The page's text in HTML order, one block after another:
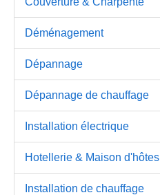
Déménagement
Dépannage
Dépannage de chauffage
Installation électrique
Hotellerie & Maison d'hôtes
Installation de chauffage